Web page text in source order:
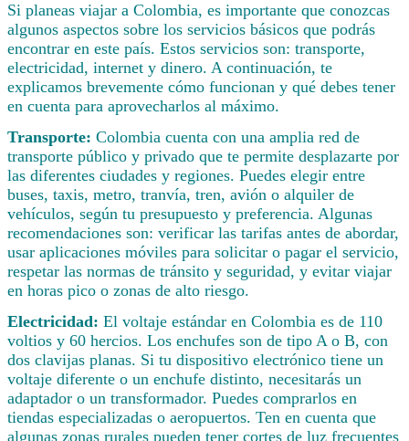
Si planeas viajar a Colombia, es importante que conozcas
algunos aspectos sobre los servicios básicos que podrás
encontrar en este país. Estos servicios son: transporte,
electricidad, internet y dinero. A continuación, te
explicamos brevemente cómo funcionan y qué debes tener
en cuenta para aprovecharlos al máximo.
Transporte: Colombia cuenta con una amplia red de
transporte público y privado que te permite desplazarte por
las diferentes ciudades y regiones. Puedes elegir entre
buses, taxis, metro, tranvía, tren, avión o alquiler de
vehículos, según tu presupuesto y preferencia. Algunas
recomendaciones son: verificar las tarifas antes de abordar,
usar aplicaciones móviles para solicitar o pagar el servicio,
respetar las normas de tránsito y seguridad, y evitar viajar
en horas pico o zonas de alto riesgo.
Electricidad: El voltaje estándar en Colombia es de 110
voltios y 60 hercios. Los enchufes son de tipo A o B, con
dos clavijas planas. Si tu dispositivo electrónico tiene un
voltaje diferente o un enchufe distinto, necesitarás un
adaptador o un transformador. Puedes comprarlos en
tiendas especializadas o aeropuertos. Ten en cuenta que
algunas zonas rurales pueden tener cortes de luz frecuentes